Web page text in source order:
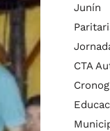
Junín
CTA